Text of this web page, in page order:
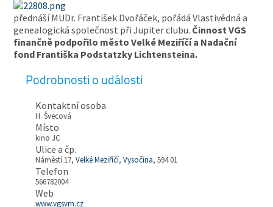
přednáší MUDr. František Dvořáček, pořádá Vlastivědná a
genealogická společnost při Jupiter clubu. Činnost VGS
finančně podpořilo město Velké Meziříčí a Nadační
fond Františka Podstatzky Lichtensteina.
Podrobnosti o události
Kontaktní osoba
H. Švecová
Místo
kino JC
Ulice a čp.
Náměstí 17,Velké Meziříčí,Vysočina, 594 01
Telefon
566782004
Web
www.vgsvm.cz